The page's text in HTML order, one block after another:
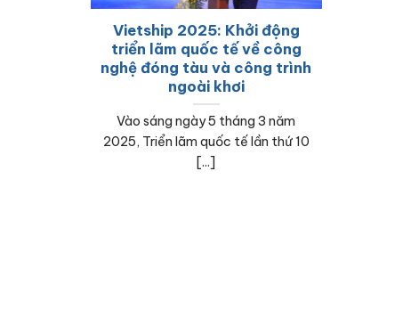
Vietship 2025: Khởi động
triển lãm quốc tế về công
nghệ đóng tàu và công trình
ngoài khơi
Vào sáng ngày 5 tháng 3 năm
2025, Triển lãm quốc tế lần thứ 10
[...]